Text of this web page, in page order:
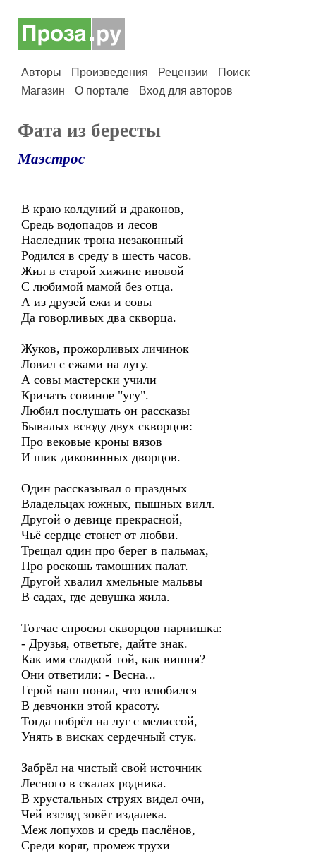
Авторы Произведения Рецензии
Поиск
Магазин
О портале Вход для авторов
Фата из бересты
Маэстрос
В краю колдуний и драконов,
Средь водопадов и лесов
Наследник трона незаконный
Родился в среду в шесть часов.
Жил в старой хижине ивовой
С любимой мамой без отца.
А из друзей ежи и совы
Да говорливых два скворца.
Жуков, прожорливых личинок
Ловил с ежами на лугу.
А совы мастерски учили
Кричать совиное "угу".
Любил послушать он рассказы
Бывалых всюду двух скворцов:
Про вековые кроны вязов
И шик диковинных дворцов.
Один рассказывал о праздных
Владельцах южных, пышных вилл.
Другой о девице прекрасной,
Чьё сердце стонет от любви.
Трещал один про берег в пальмах,
Про роскошь тамошних палат.
Другой хвалил хмельные мальвы
В садах, где девушка жила.
Тотчас спросил скворцов парнишка:
- Друзья, ответьте, дайте знак.
Как имя сладкой той, как вишня?
Они ответили: - Весна...
Герой наш понял, что влюбился
В девчонки этой красоту.
Тогда побрёл на луг с мелиссой,
Унять в висках сердечный стук.
Забрёл на чистый свой источник
Лесного в скалах родника.
В хрустальных струях видел очи,
Чей взгляд зовёт издалека.
Меж лопухов и средь паслёнов,
Среди коряг, промеж трухи